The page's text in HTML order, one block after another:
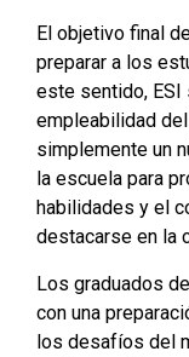
El objetivo final
preparar a los
este sentido, ESI
empleabilidad
simplemente un
la escuela para
habilidades y el
destacarse en la
Los graduados
con una
los desafíos del